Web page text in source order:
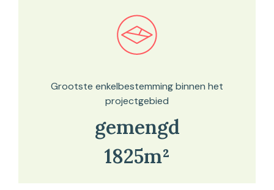
Bekijk in onze kaartviewer
Grootste enkelbestemming binnen het
projectgebied
gemengd
1825m²